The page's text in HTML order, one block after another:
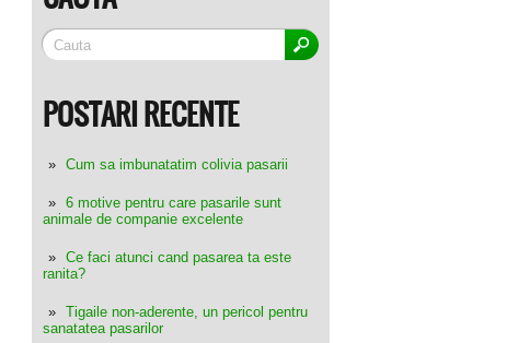
POSTARI RECENTE
Cum sa imbunatatim colivia pasarii
6 motive pentru care pasarile sunt
animale de companie excelente
Ce faci atunci cand pasarea ta este
ranita?
Tigaile non-aderente, un pericol pentru
sanatatea pasarilor